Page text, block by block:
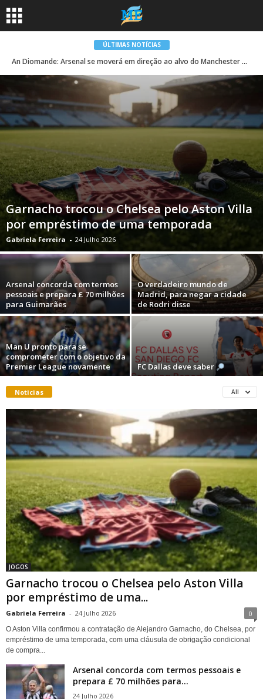
ÚLTIMAS NOTÍCIAS
An Diomande: Arsenal se moverá em direção ao alvo do Manchester United – Man United News and Transfer News
Garnacho trocou o Chelsea pelo Aston Villa
por empréstimo de uma temporada
Gabriela Ferreira - 24 Julho 2026
Arsenal concorda com termos
pessoais e prepara £ 70 milhões
para Guimarães
O verdadeiro mundo de
Madrid, para negar a cidade
de Rodri disse
Man U pronto para se
comprometer com o objetivo da
Premier League novamente
FC Dallas deve saber
Noticias All
JOGOS
Garnacho trocou o Chelsea pelo Aston Villa
por empréstimo de uma...
Gabriela Ferreira - 24 Julho 2026 0
O Aston Villa confirmou a contratação de Alejandro Garnacho, do Chelsea, por
empréstimo de uma temporada, com uma cláusula de obrigação condicional
de compra...
Arsenal concorda com termos pessoais e
prepara £ 70 milhões para...
24 Julho 2026